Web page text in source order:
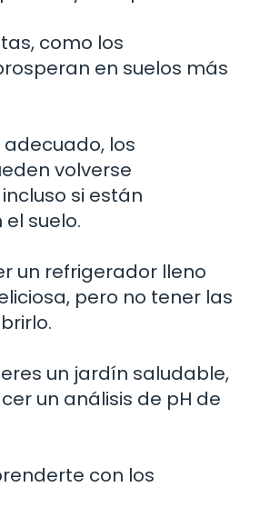
como los
en suelos más
adecuado, los
volverse
si están
suelo.
un refrigerador lleno
pero no tener las
un jardín saludable,
un análisis de pH de
con los